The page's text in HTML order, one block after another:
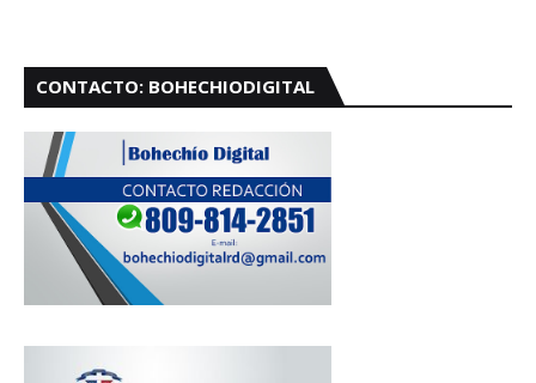
CONTACTO: BOHECHIODIGITAL